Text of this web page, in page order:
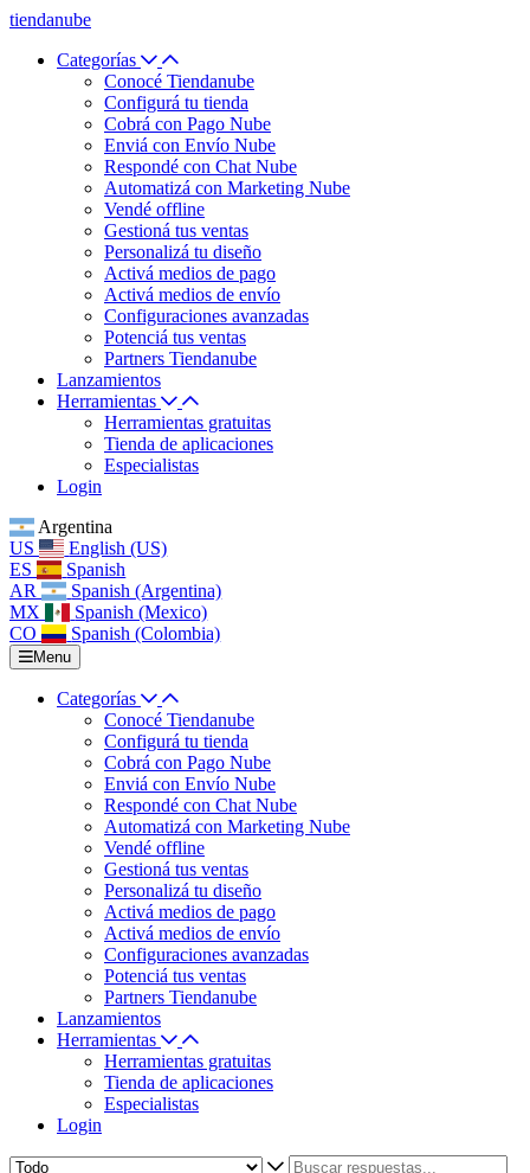
tiendanube
Categorías
Conocé Tiendanube
Configurá tu tienda
Cobrá con Pago Nube
Enviá con Envío Nube
Respondé con Chat Nube
Automatizá con Marketing Nube
Vendé offline
Gestioná tus ventas
Personalizá tu diseño
Activá medios de pago
Activá medios de envío
Configuraciones avanzadas
Potenciá tus ventas
Partners Tiendanube
Lanzamientos
Herramientas
Herramientas gratuitas
Tienda de aplicaciones
Especialistas
Login
Argentina
US
English (US)
ES
Spanish
AR
Spanish (Argentina)
MX
Spanish (Mexico)
CO
Spanish (Colombia)
Menu
Categorías
Conocé Tiendanube
Configurá tu tienda
Cobrá con Pago Nube
Enviá con Envío Nube
Respondé con Chat Nube
Automatizá con Marketing Nube
Vendé offline
Gestioná tus ventas
Personalizá tu diseño
Activá medios de pago
Activá medios de envío
Configuraciones avanzadas
Potenciá tus ventas
Partners Tiendanube
Lanzamientos
Herramientas
Herramientas gratuitas
Tienda de aplicaciones
Especialistas
Login